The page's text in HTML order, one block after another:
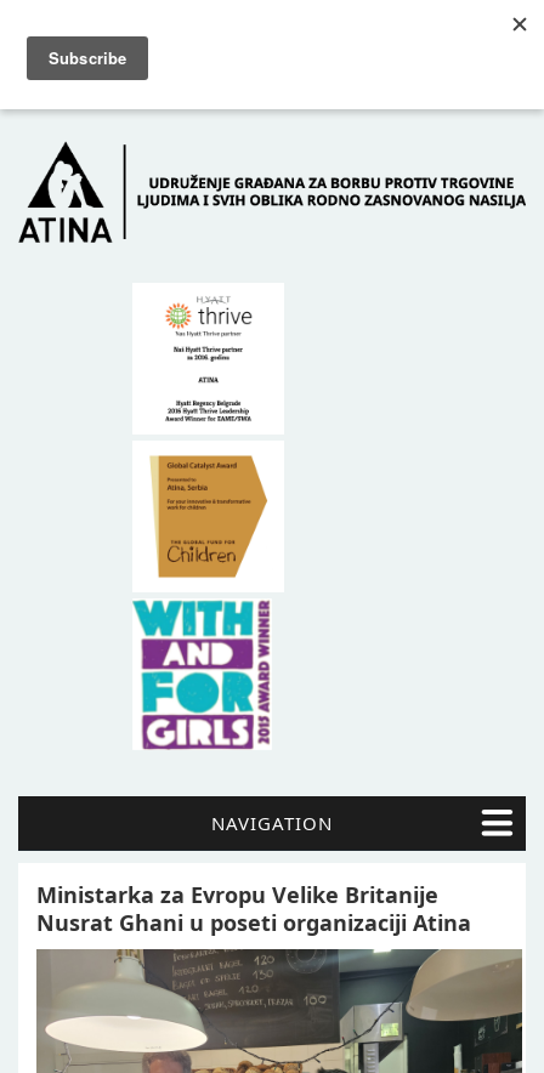
POČETNA O NAMA
NAVIGATION
Ministarka za Evropu Velike Britanije
Nusrat Ghani u poseti organizaciji Atina